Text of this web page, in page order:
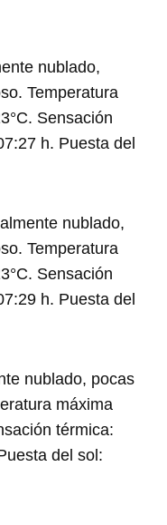
nublado,
Temperatura
Sensación
h. Puesta del
nublado,
Temperatura
Sensación
h. Puesta del
nublado, pocas
máxima
térmica:
del sol: